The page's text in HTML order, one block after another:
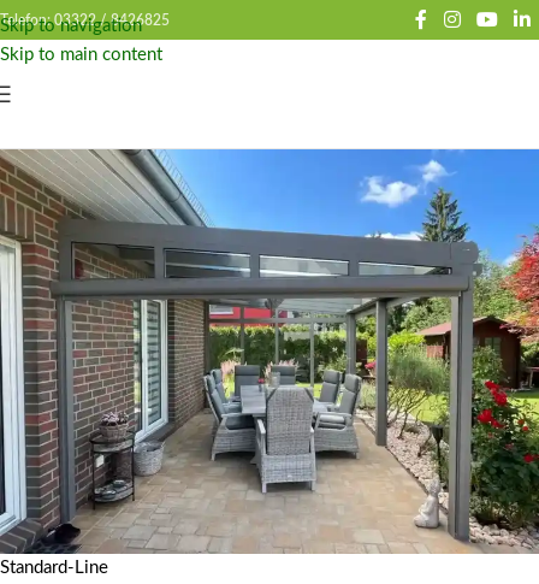
Skip to navigation
Skip to main content
Telefon: 03322 /8426825
Standard-Line